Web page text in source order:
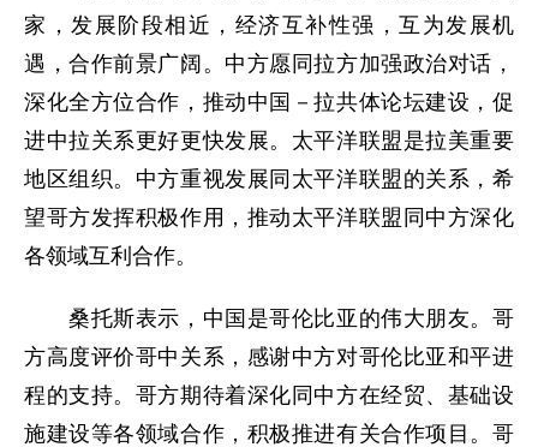
家，发展阶段相近，经济互补性强，互为发展机
遇，合作前景广阔。中方愿同拉方加强政治对话，
深化全方位合作，推动中国－拉共体论坛建设，促
进中拉关系更好更快发展。太平洋联盟是拉美重要
地区组织。中方重视发展同太平洋联盟的关系，希
望哥方发挥积极作用，推动太平洋联盟同中方深化
各领域互利合作。
桑托斯表示，中国是哥伦比亚的伟大朋友。哥
方高度评价哥中关系，感谢中方对哥伦比亚和平进
程的支持。哥方期待着深化同中方在经贸、基础设
施建设等各领域合作，积极推进有关合作项目。哥